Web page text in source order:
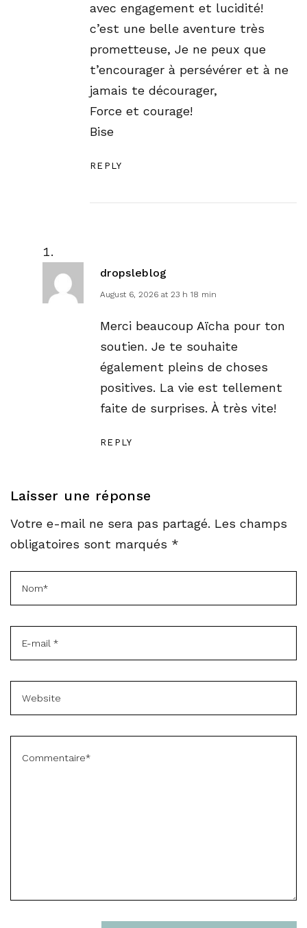
avec engagement et lucidité!
c’est une belle aventure très
prometteuse, Je ne peux que
t’encourager à persévérer et à ne
jamais te décourager,
Force et courage!
Bise
REPLY
dropsleblog
August 6, 2026 at 23 h 18 min
Merci beaucoup Aïcha pour ton
soutien. Je te souhaite
également pleins de choses
positives. La vie est tellement
faite de surprises. À très vite!
REPLY
Laisser une réponse
Votre e-mail ne sera pas partagé. Les champs
obligatoires sont marqués *